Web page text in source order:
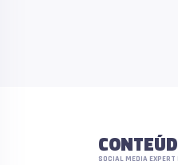
SOCIAL MEDIA